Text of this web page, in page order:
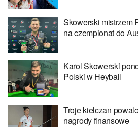
Skowerski mistrzem
na czempionat do
Karol Skowerski
Polski w Heyball
Troje kielczan
nagrody finansowe